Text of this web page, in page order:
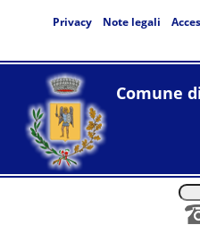
Note legali
Privacy
Comune